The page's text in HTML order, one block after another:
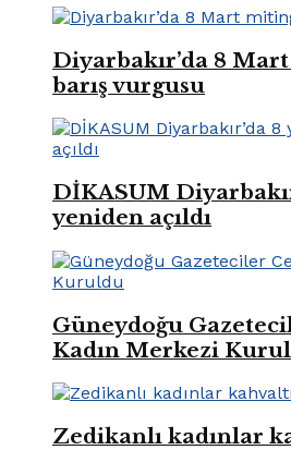
Diyarbakır’da 8
barış vurgusu
DİKASUM
yeniden açıldı
Güneydoğu
Kadın Merkezi
Zedikanlı kadınlar